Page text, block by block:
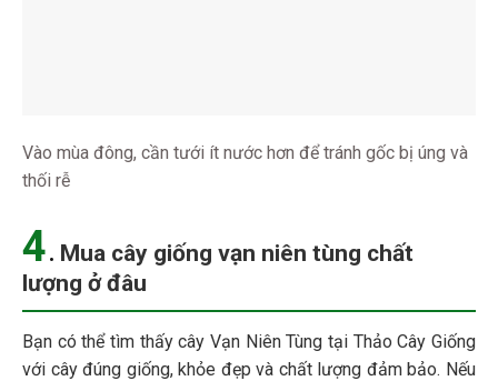
Vào mùa đông, cần tưới ít nước hơn để tránh gốc bị úng và
thối rễ
4. Mua cây giống vạn niên tùng chất
lượng ở đâu
Bạn có thể tìm thấy cây Vạn Niên Tùng tại Thảo Cây Giống
với cây đúng giống, khỏe đẹp và chất lượng đảm bảo. Nếu